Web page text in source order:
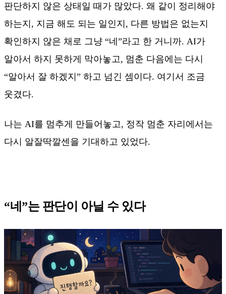
판단하지 않은 상태일 때가 많았다. 왜 같이 정리해야
하는지, 지금 해도 되는 일인지, 다른 방법은 없는지
확인하지 않은 채로 그냥 “네”라고 한 거니까. AI가
알아서 하지 못하게 막아놓고, 멈춘 다음에는 다시
“알아서 잘 하겠지” 하고 넘긴 셈이다. 여기서 조금
웃겼다.
나는 AI를 멈추게 만들어놓고, 정작 멈춘 자리에서는
다시 알잘딱깔센을 기대하고 있었다.
“네”는 판단이 아닐 수 있다